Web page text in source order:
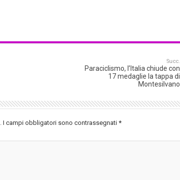
Succ.
Paraciclismo, l’Italia chiude con
17 medaglie la tappa di
Montesilvano
I campi obbligatori sono contrassegnati *